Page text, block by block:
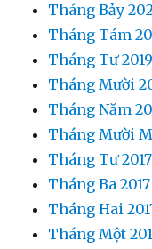
Tháng Bảy
Tháng Tám
Tháng Tư 2019
Tháng Mười
Tháng Năm
Tháng Mười
Tháng Tư 2017
Tháng Ba 2017
Tháng Hai
Tháng Một